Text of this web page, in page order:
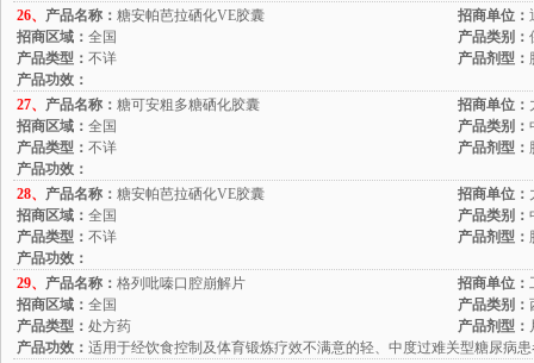
26、 产品名称： 糖安帕芭拉硒化VE胶囊 招商单位：
招商区域： 全国 产品类别：
产品类型： 不详 产品剂型：
产品功效：
27、 产品名称： 糖可安粗多糖硒化胶囊 招商单位：
招商区域： 全国 产品类别：
产品类型： 不详 产品剂型：
产品功效：
28、 产品名称： 糖安帕芭拉硒化VE胶囊 招商单位：
招商区域： 全国 产品类别：
产品类型： 不详 产品剂型：
产品功效：
29、 产品名称： 格列吡嗪口腔崩解片 招商单位：
招商区域： 全国 产品类别：
产品类型： 处方药 产品剂型：
产品功效： 适用于经饮食控制及体育锻炼疗效不满意的轻、中度过难关型糖尿病